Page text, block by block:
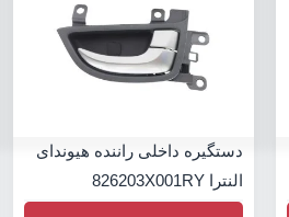
دستگیره داخلی راننده هیوندای
النترا 826203X001RY